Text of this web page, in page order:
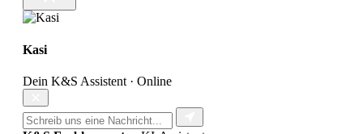
Kasi
Dein K&S Assistent · Online